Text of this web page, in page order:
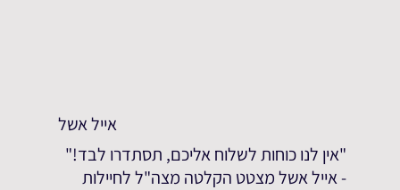
אייל אשל
"אין לנו כוחות לשלוח אליכם, תסתדרו לבד!"
- אייל אשל מצטט הקלטה מצה"ל לחיילות